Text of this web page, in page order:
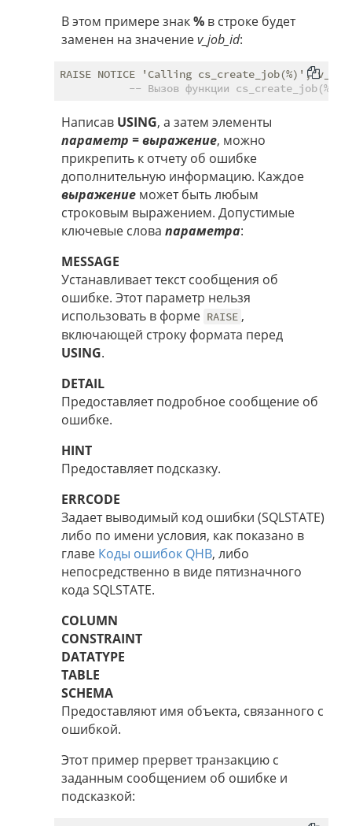
В этом примере знак% в строке будет
заменен на значениеv_job_id:
RAISE NOTICE 'Calling cs_create_job(%)',
-- Вызов функции cs_create_job(%)
Написав USING, а затем элементы
параметр = выражение, можно
прикрепить к отчету об ошибке
дополнительную информацию. Каждое
выражение может быть любым
строковым выражением. Допустимые
ключевые слова параметра:
MESSAGE
Устанавливает текст сообщения об
ошибке. Этот параметр нельзя
использовать в форме RAISE ,
включающей строку формата перед
USING.
DETAIL
Предоставляет подробное сообщение об
ошибке.
HINT
Предоставляет подсказку.
ERRCODE
Задает выводимый код ошибки (SQLSTATE)
либо по имени условия, как показано в
главе Коды ошибок QHB, либо
непосредственно в виде пятизначного
кода SQLSTATE.
COLUMN
CONSTRAINT
DATATYPE
TABLE
SCHEMA
Предоставляют имя объекта, связанного с
ошибкой.
Этот пример прервет транзакцию с
заданным сообщением об ошибке и
подсказкой: